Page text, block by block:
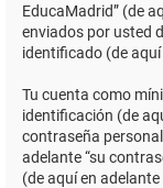
EducaMadrid” (de
enviados por usted
identificado (de aquí
Tu cuenta como
identificación (de
contraseña
adelante “su
(de aquí en